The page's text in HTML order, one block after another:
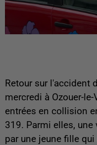
Retour sur l'accident
mercredi à Ozouer-
entrées en collision
319. Parmi elles,
par une jeune fille